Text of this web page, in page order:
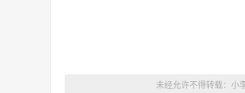
未经允许不得转载： 小